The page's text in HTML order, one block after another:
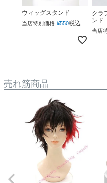
ウィッグスタンド
当店特別価格 ¥550税込
クラ
ンド
当店
売れ筋商品